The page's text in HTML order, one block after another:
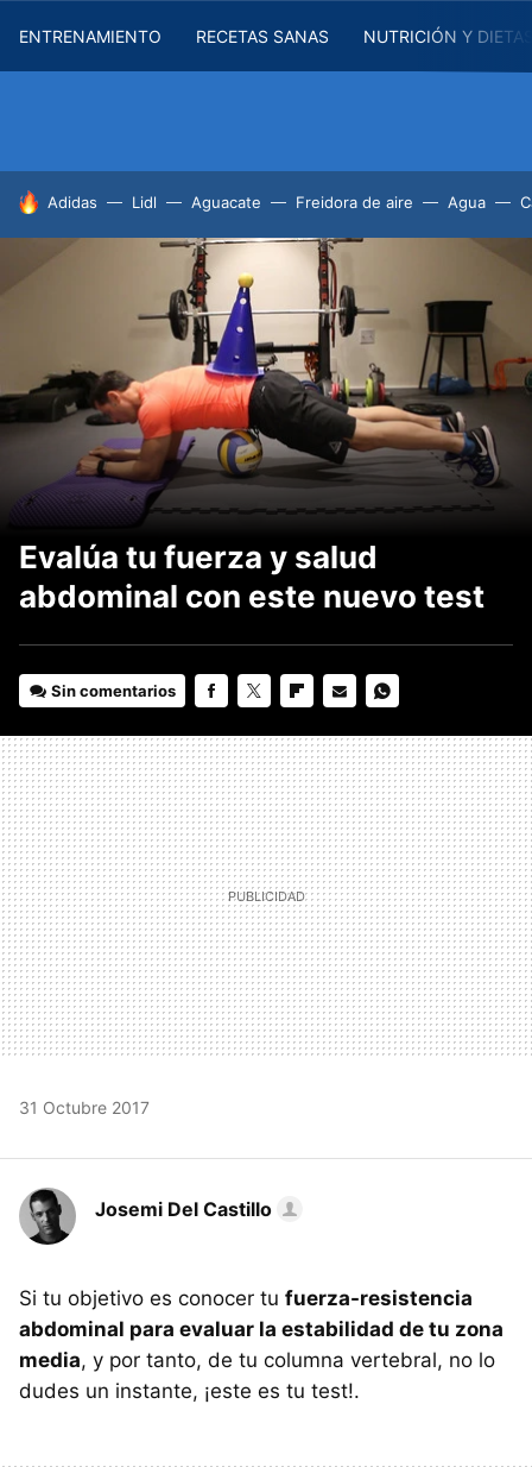
ENTRENAMIENTO RECETAS SANAS NUTRICIÓN Y
HOY SE HABLA DE
Adidas Lidl Aguacate Freidora de aire Agua
Evalúa tu fuerza y salud
abdominal con este nuevo test
Sin comentarios
MAIL
31 Octubre 2017
Josemi Del Castillo
Si tu objetivo es conocer tu fuerza-resistencia
abdominal para evaluar la estabilidad de tu zona
media, y por tanto, de tu columna vertebral, no lo
dudes un instante, ¡este es tu test!.